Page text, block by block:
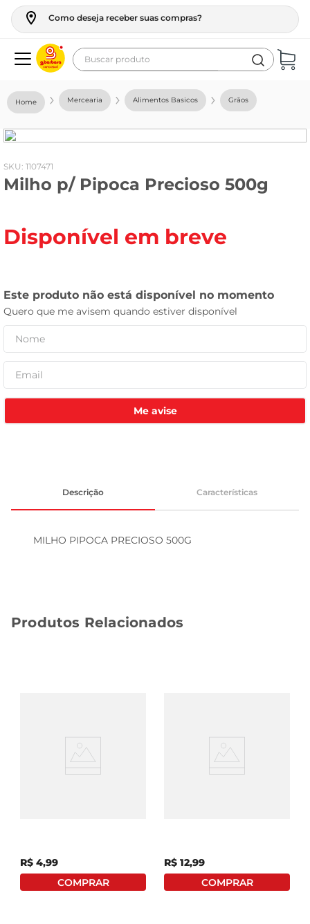
Como deseja receber suas compras?
Buscar produto
Mercearia Alimentos Basicos Grãos
: 1107471
Milho p/ Pipoca Precioso 500g
Disponível em breve
Me avise
Descrição Características
MILHO PIPOCA PRECIOSO 500G
Produtos Relacionados
R$ 4,99 R$ 12,99
geladeira
fogao
café
frango
leite pó